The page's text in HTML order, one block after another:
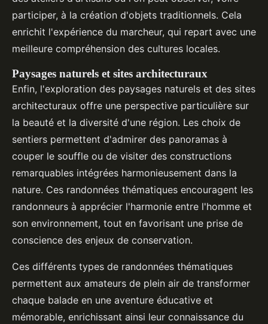
participer, à la création d'objets traditionnels. Cela
enrichit l'expérience du marcheur, qui repart avec une
meilleure compréhension des cultures locales.
Paysages naturels et sites architecturaux
Enfin, l'exploration des paysages naturels et des sites
architecturaux offre une perspective particulière sur
la beauté et la diversité d'une région. Les choix de
sentiers permettent d'admirer des panoramas à
couper le souffle ou de visiter des constructions
remarquables intégrées harmonieusement dans la
nature. Ces randonnées thématiques encouragent les
randonneurs à apprécier l'harmonie entre l'homme et
son environnement, tout en favorisant une prise de
conscience des enjeux de conservation.
Ces différents types de randonnées thématiques
permettent aux amateurs de plein air de transformer
chaque balade en une aventure éducative et
mémorable, enrichissant ainsi leur connaissance du